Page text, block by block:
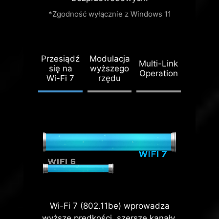
*Zgodność wyłącznie z Windows 11
Przesiądź
się na
Wi-Fi 7
Modulacja
wyższego
rzędu
Multi-Link
Operation
Wi-Fi 7 (802.11be) wprowadza
REINFORCED,
HEAVY SOLDERED
CONNECTIONS
extra solder
points and
weight of heavy
advantage in